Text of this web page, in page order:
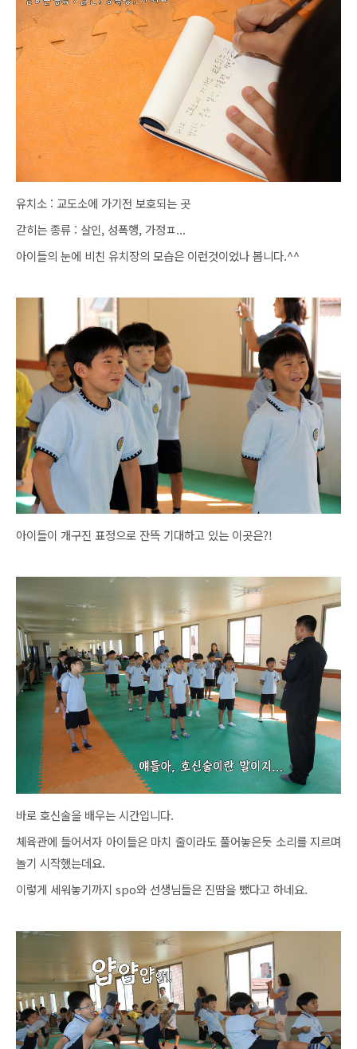
유치소 : 교도소에 가기전 보호되는 곳
갇히는 종류 : 살인, 성폭행, 가정ㅍ...
아이들의 눈에 비친 유치장의 모습은 이런것이었나 봅니다.^^
아이들이 개구진 표정으로 잔뜩 기대하고 있는 이곳은?!
바로 호신술을 배우는 시간입니다.
체육관에 들어서자 아이들은 마치 줄이라도 풀어놓은듯 소리를 지르며
놀기 시작했는데요.
이렇게 세워놓기까지 spo와 선생님들은 진땀을 뺐다고 하네요.